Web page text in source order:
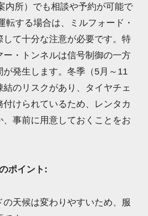
内所）でも相談や予約が可能で
転する場合は、ミルフォード・
して十分な注意が必要です。特
ー・トンネルは信号制御の一方
が発生します。冬季（5月～11
結のリスクがあり、タイヤチェ
付けられているため、レンタカ
、事前に用意しておくことをお
ポイント:
の天候は変わりやすいため、服